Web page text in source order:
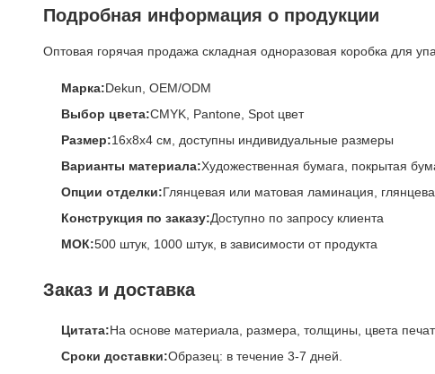
Подробная информация о продукции
Оптовая горячая продажа складная одноразовая коробка для
Марка:Dekun, OEM/ODM
Выбор цвета:CMYK, Pantone, Spot цвет
Размер:16x8x4 см, доступны индивидуальные размеры
Варианты материала:Художественная бумага, покрытая
Опции отделки:Глянцевая или матовая ламинация,
Конструкция по заказу:Доступно по запросу клиента
МОК:500 штук, 1000 штук, в зависимости от продукта
Заказ и доставка
Цитата:На основе материала, размера, толщины, цвета
Сроки доставки:Образец: в течение 3-7 дней.